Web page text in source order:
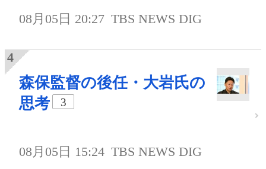
08月05日 20:27 TBS NEWS DIG
森保監督の後任・大岩氏の
思考
3
08月05日 15:24 TBS NEWS DIG